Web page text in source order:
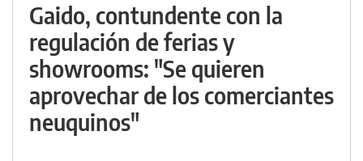
Gaido, contundente con la
regulación de ferias y
showrooms: "Se quieren
aprovechar de los comerciantes
neuquinos"